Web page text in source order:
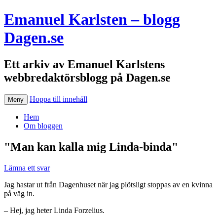
Emanuel Karlsten – blogg
Dagen.se
Ett arkiv av Emanuel Karlstens
webbredaktörsblogg på Dagen.se
Meny Hoppa till innehåll
Hem
Om bloggen
"Man kan kalla mig Linda-binda"
Lämna ett svar
Jag hastar ut från Dagenhuset när jag plötsligt stoppas av en kvinna
på väg in.
– Hej, jag heter Linda Forzelius.